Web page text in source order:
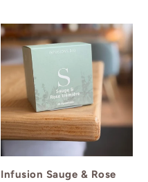
Infusion
Sauge
&
Rose
trémière
Domaine
Saint-
Gilles
Infusion Sauge & Rose